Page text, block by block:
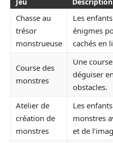
Chasse au
trésor
monstrueuse
Les
énigmes
cachés en
Course des
monstres
Une
déguiser
obstacles.
Atelier de
création de
monstres
Les
monstres
et de